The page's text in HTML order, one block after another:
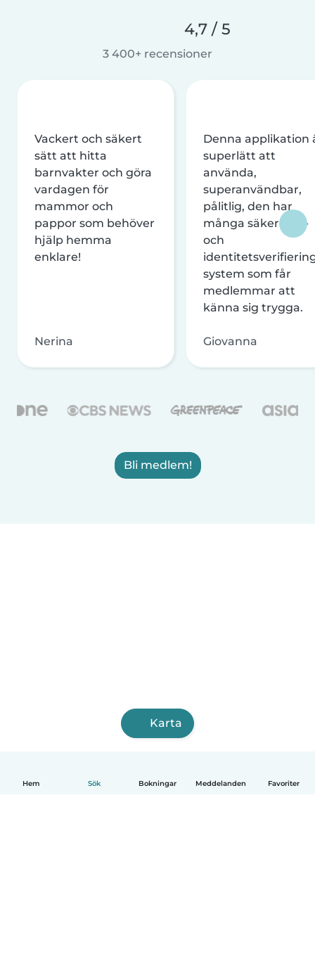
Hem Sök Bokningar Meddelanden Favoriter
4,7 / 5
3 400+ recensioner
Vackert och säkert
sätt att hitta
barnvakter och göra
vardagen för
mammor och
pappor som behöver
hjälp hemma
enklare!
Nerina
Denna applikation
superlätt att
använda,
superanvändbar,
pålitlig, den har
många säkerhets-
och
system som får
medlemmar att
känna sig trygga.
Giovanna
Bli medlem!
Karta